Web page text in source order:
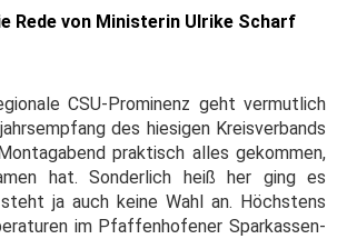
Rede von Ministerin Ulrike Scharf
CSU-Prominenz geht vermutlich
des hiesigen Kreisverbands
praktisch alles gekommen,
hat. Sonderlich heiß her ging es
ja auch keine Wahl an. Höchstens
im Pfaffenhofener Sparkassen-